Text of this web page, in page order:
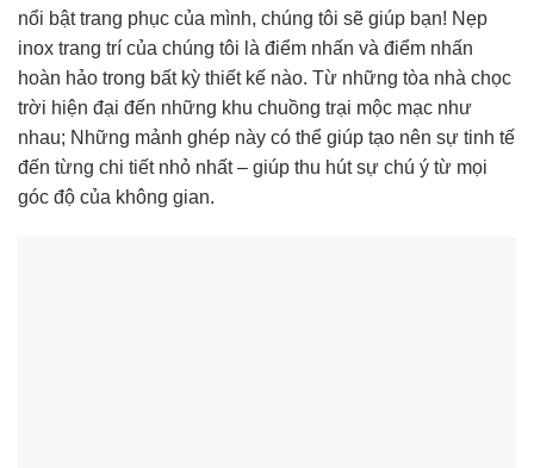
nổi bật trang phục của mình, chúng tôi sẽ giúp bạn! Nẹp
inox trang trí của chúng tôi là điểm nhấn và điểm nhấn
hoàn hảo trong bất kỳ thiết kế nào. Từ những tòa nhà chọc
trời hiện đại đến những khu chuồng trại mộc mạc như
nhau; Những mảnh ghép này có thể giúp tạo nên sự tinh tế
đến từng chi tiết nhỏ nhất – giúp thu hút sự chú ý từ mọi
góc độ của không gian.